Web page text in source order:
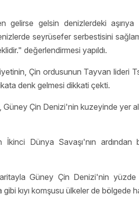
gelirse gelsin denizlerdeki aşırıya
seyrüsefer serbestisini
değerlendirmesi yapıldı.
Çin ordusunun Tayvan lideri
denk gelmesi dikkati çekti.
Çin Denizi'nin kuzeyinde yer
Dünya Savaşı'nın ardından
Güney Çin Denizi'nin
kıyı komşusu ülkeler de bölgede